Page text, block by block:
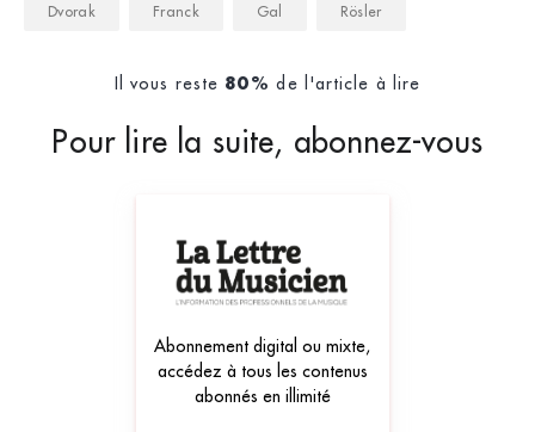
Dvorak Franck Gal Rösler
Il vous reste 80% de l'article à lire
Pour lire la suite, abonnez-vous
Abonnement digital ou mixte,
accédez à tous les contenus
abonnés en illimité